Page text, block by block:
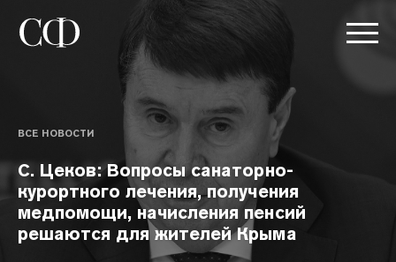
ВСЕ НОВОСТИ
С. Цеков: Вопросы санаторно-
курортного лечения, получения
медпомощи, начисления пенсий
решаются для жителей Крыма